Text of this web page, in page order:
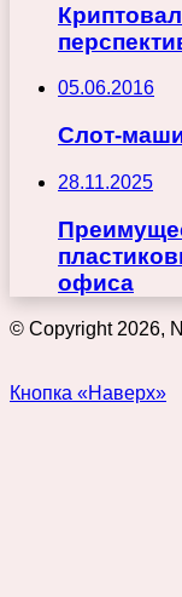
05.06.2016
Слот-
28.11.2025
офиса
© Copyright 2026,
Кнопка «Наверх»